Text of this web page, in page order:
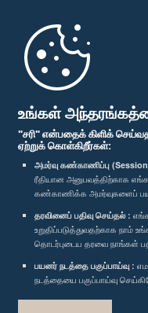
உங்கள்
"சரி" என்பதைக் கிளிக்
ஏற்றுக் கொள்கிறீர்கள்:
அமர்வு கண்காணிப்பு
ரீதியான அனுபவத்திற்காக
கண்காணிக்க அமர்வுகளைப்
தரவினைப் பதிவு செய்தல் :
உறுதிப்படுத்துவதற்காக நாம்
தொடர்புடைய தரவை நாங்கள்
பயனர் நடத்தை பகுப்பாய்வு :
நடத்தையை பகுப்பாய்வு
முதற்பக்கம்
பாராளுமன்ற கையடக்க செயலி
எம்மை பின்தொடர்க :
விருதுகள்
தனியுரிமைக் கொள்கை